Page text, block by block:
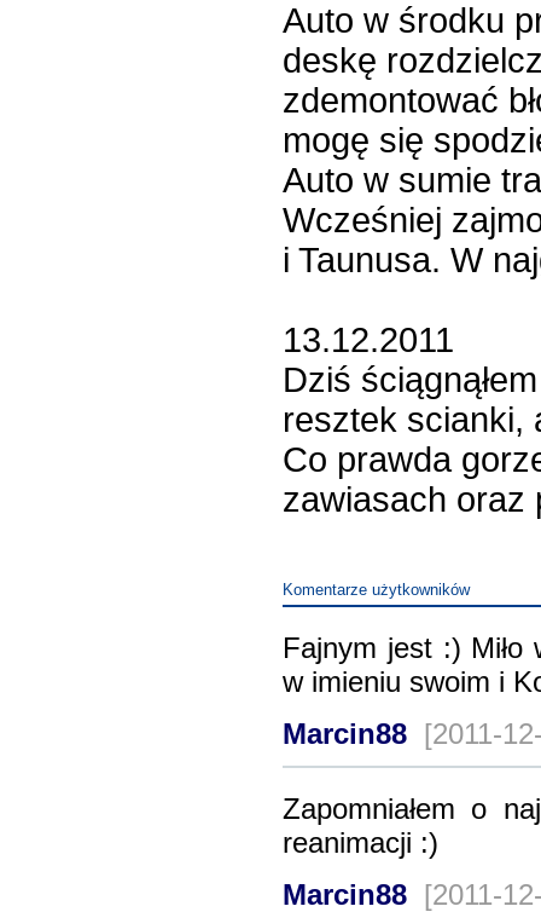
Auto w środku
deskę
zdemontować
mogę się
Auto w sumie
Wcześniej
i Taunusa. W
13.12.2011
Dziś
resztek scianki,
Co prawda
zawiasach oraz
Komentarze użytkowników
Fajnym jest :)
w imieniu swoim i
Marcin88 [2011-
Zapomniałem o
reanimacji :)
Marcin88 [2011-